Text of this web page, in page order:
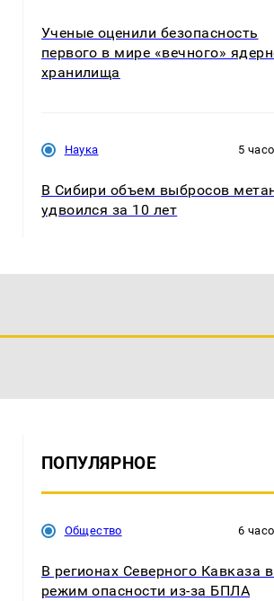
Ученые оценили безопасность
первого в мире «вечного»
хранилища
Наука 5
В Сибири объем выбросов
удвоился за 10 лет
ПОПУЛЯРНОЕ
Общество 6
В регионах Северного Кавказа
режим опасности из-за БПЛА